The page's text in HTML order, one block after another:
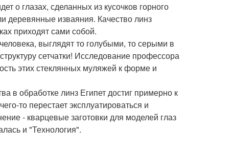
о глазах, сделанных из кусочков горного
деревянные изваяния. Качество линз
приходят сами собой.
выглядят то голубыми, то серыми в
сетчатки! Исследование профессора
этих стеклянных муляжей к форме и
в обработке линз Египет достиг примерно к
то перестает эксплуатироваться и
- кварцевые заготовки для моделей глаз
и "Технология".